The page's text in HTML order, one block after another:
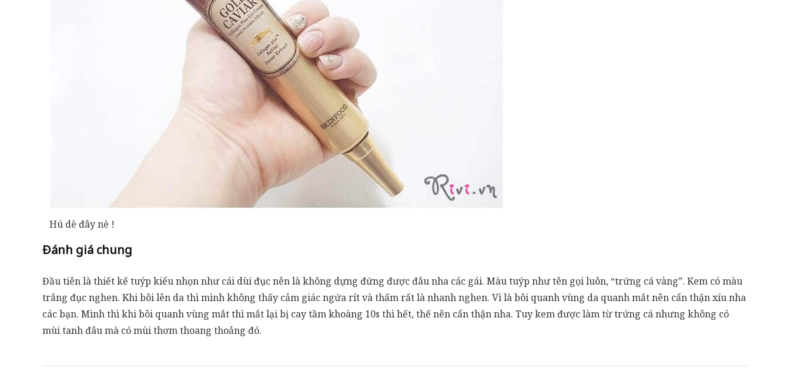
Hú dè đây nè !
Đánh giá chung
Đầu tiên là thiết kế tuýp kiểu nhọn như cái dùi đục nên là không dựng đứng được đâu nha các gái. Màu tuýp như tên gọi luôn, “trứng cá vàng”. Kem có màu
trắng đục nghen. Khi bôi lên da thì mình không thấy cảm giác ngứa rít và thấm rất là nhanh nghen. Vì là bôi quanh vùng da quanh mắt nên cẩn thận xíu nha
các bạn. Mình thì khi bôi quanh vùng mắt thì mắt lại bị cay tầm khoàng 10s thì hết, thế nên cẩn thận nha. Tuy kem được làm từ trứng cá nhưng không có
mùi tanh đâu mà có mùi thơm thoang thoảng đó.